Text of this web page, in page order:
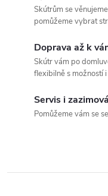
Skútrům se
pomůžeme vybrat
Doprava až k
Skútr vám po
flexibilně s možností
Servis i
Pomůžeme vám se